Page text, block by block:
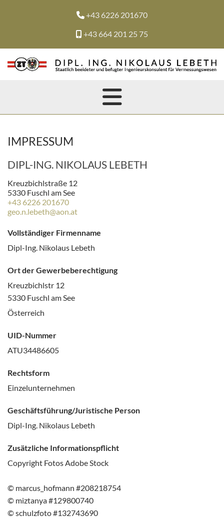
+43 6226 201670
+43 664 201 25 75
IMPRESSUM
DIPL-ING. NIKOLAUS LEBETH
Kreuzbichlstraße 12
5330 Fuschl am See
+43 6226 201670
geo.n.lebeth@aon.at
Vollständiger Firmenname
Dipl-Ing. Nikolaus Lebeth
Ort der Gewerbeberechtigung
Kreuzbichlstr 12
5330 Fuschl am See
Österreich
UID-Nummer
ATU34486605
Rechtsform
Einzelunternehmen
Geschäftsführung/Juristische Person
Dipl-Ing. Nikolaus Lebeth
Zusätzliche Informationspflicht
Copyright Fotos Adobe Stock
© marcus_hofmann #208218754
© miztanya #129800740
© schulzfoto #132743690